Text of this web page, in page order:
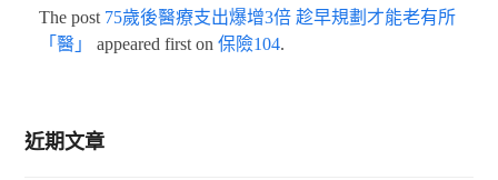
The post 75歲後醫療支出爆增3倍 趁早規劃才能老有所
「醫」
appeared first on 保險104.
近期文章